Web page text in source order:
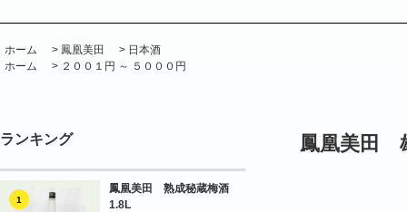
ホーム > 鳳凰美田 > 日本酒
ホーム
> ２００１円 ～ ５０００円
ランキング
1
鳳凰美田 熟成秘蔵梅酒
1.8L
鳳凰美田